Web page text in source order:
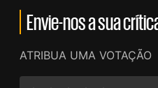
Envie-nos a sua
ATRIBUA UMA VOTAÇÃO